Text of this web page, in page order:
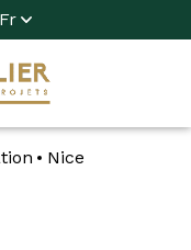
Fr
Nice